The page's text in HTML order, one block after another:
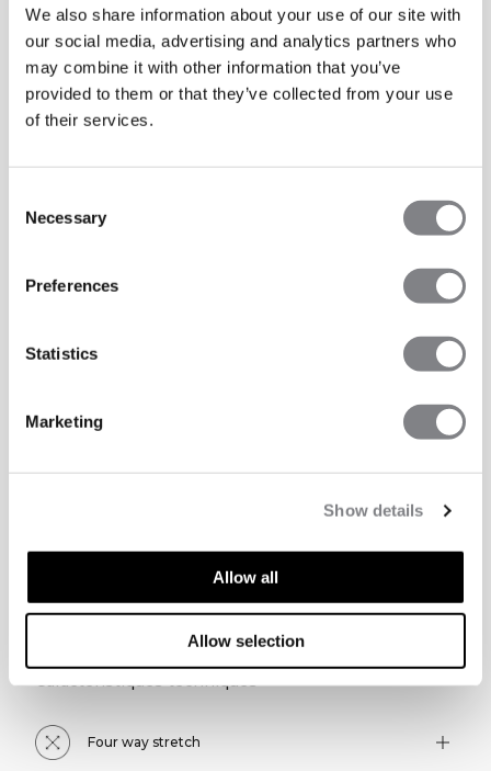
We also share information about your use of our site with
our social media, advertising and analytics partners who
may combine it with other information that you’ve
provided to them or that they’ve collected from your use
of their services.
Selection
Necessary
Preferences
Statistics
Marketing
Show details
Allow all
Allow selection
ASPECTS TECHNIQUES
Caractéristiques techniques
Four way stretch